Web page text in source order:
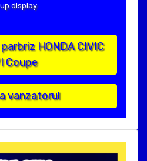
display
HONDA CIVIC
Coupe
vanzatorul